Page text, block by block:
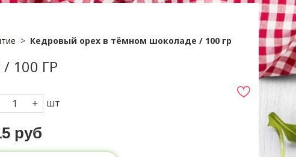
Кедровый орех в тёмном шоколаде / 100 гр
100 ГР
шт
руб